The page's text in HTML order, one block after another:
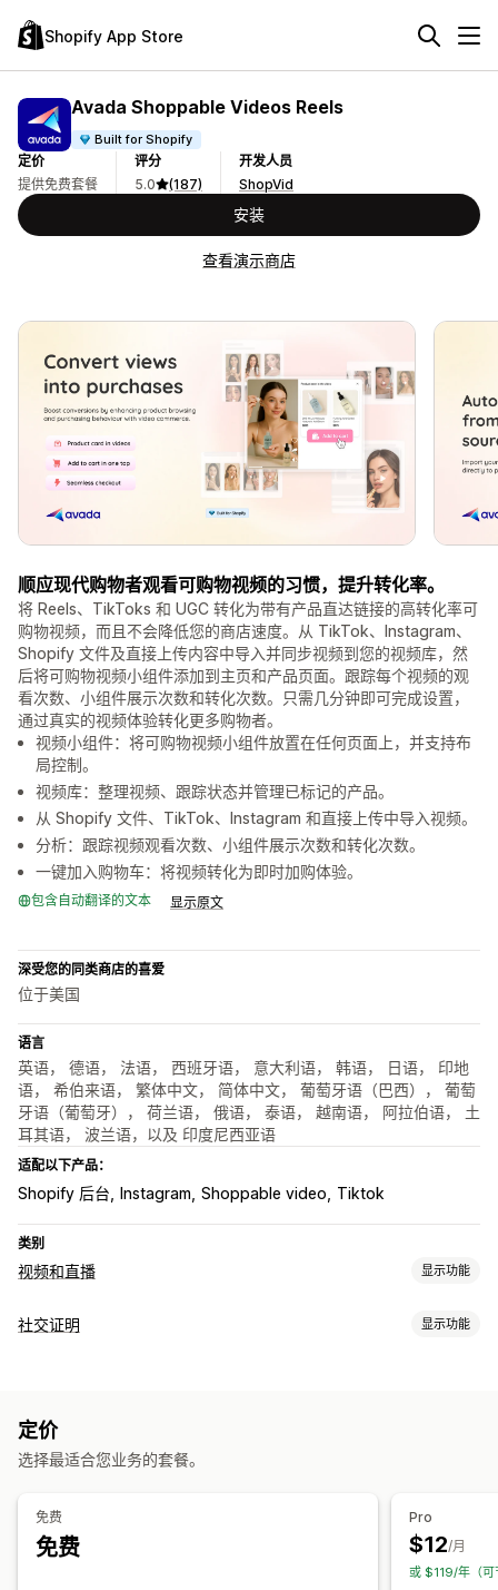
Shopify App Store
Avada Shoppable Videos Reels
Built for Shopify
定价
提供免费套餐
评分
5.0
(187)
开发人员
ShopVid
安装
查看演示商店
顺应现代购物者观看可购物视频的习惯，提升转化率。
将 Reels、TikToks 和 UGC 转化为带有产品直达链接的高转化率可
购物视频，而且不会降低您的商店速度。从 TikTok、Instagram、
Shopify 文件及直接上传内容中导入并同步视频到您的视频库，然
后将可购物视频小组件添加到主页和产品页面。跟踪每个视频的观
看次数、小组件展示次数和转化次数。只需几分钟即可完成设置，
通过真实的视频体验转化更多购物者。
视频小组件：将可购物视频小组件放置在任何页面上，并支持布
局控制。
视频库：整理视频、跟踪状态并管理已标记的产品。
从 Shopify 文件、TikTok、Instagram 和直接上传中导入视频。
分析：跟踪视频观看次数、小组件展示次数和转化次数。
一键加入购物车：将视频转化为即时加购体验。
包含自动翻译的文本 显示原文
深受您的同类商店的喜爱
位于美国
语言
英语， 德语， 法语， 西班牙语， 意大利语， 韩语， 日语， 印地
语， 希伯来语， 繁体中文， 简体中文， 葡萄牙语（巴西）， 葡萄
牙语（葡萄牙）， 荷兰语， 俄语， 泰语， 越南语， 阿拉伯语， 土
耳其语， 波兰语，以及 印度尼西亚语
适配以下产品：
Shopify 后台 Instagram Shoppable video Tiktok
类别
视频和直播 显示功能
视频管理
自定义
视频编辑 视频导入 视频背景
社交证明 显示功能
定价
选择最适合您业务的套餐。
免费
免费
Pro
$12/月
或 $119/年（可